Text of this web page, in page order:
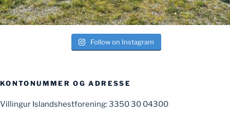
Follow on Instagram
KONTONUMMER OG ADRESSE
Villingur Islandshestforening: 3350 30 04300